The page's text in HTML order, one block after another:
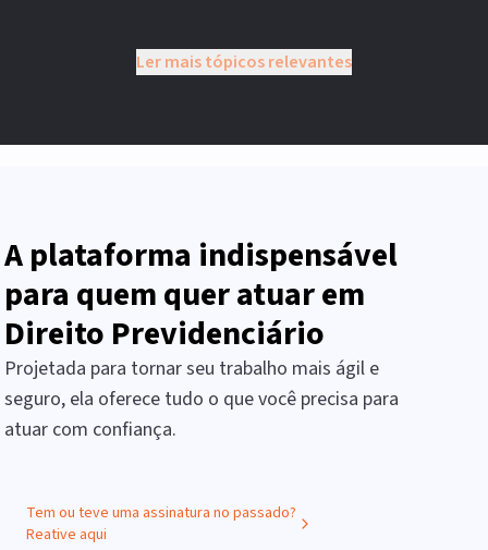
Ler mais tópicos relevantes
A plataforma indispensável
para quem quer atuar em
Direito Previdenciário
Projetada para tornar seu trabalho mais ágil e
seguro, ela oferece tudo o que você precisa para
atuar com confiança.
Tem ou teve uma assinatura no passado?
Reative aqui